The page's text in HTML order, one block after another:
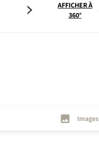
AFFICHER À
360°
Images